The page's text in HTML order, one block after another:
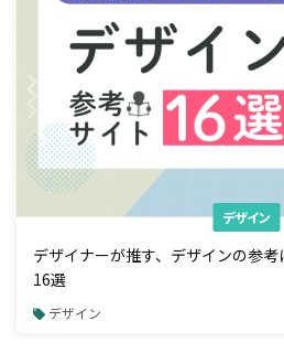
デザイン
デザイナーが推す、デザインの参
16選
デザイン